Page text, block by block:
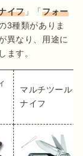
イフ」「フォー
3種類がありま
異なり、用途に
ます。
マルチツール
ナイフ